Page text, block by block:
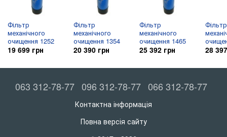
Фільтр
механічного
очищення 1252
19 699 грн
Фільтр
механічного
очищення 1354
20 390 грн
Фільтр
механічного
очищення 1465
25 392 грн
Фільтр
28
063 312-78-77 096 312-78-77 066 312-78-77
Контактна інформація
Повна версія сайту